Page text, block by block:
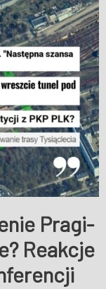
Pragi-
Reakcje